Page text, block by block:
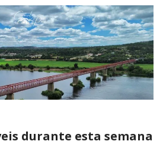
durante esta semana